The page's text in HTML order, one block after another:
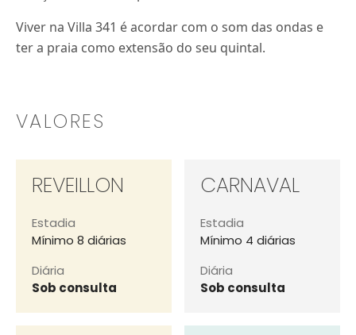
Viver na Villa 341 é acordar com o som das ondas e
ter a praia como extensão do seu quintal.
VALORES
REVEILLON
Estadia
Mínimo 8 diárias
Diária
Sob consulta
CARNAVAL
Estadia
Mínimo 4 diárias
Diária
Sob consulta